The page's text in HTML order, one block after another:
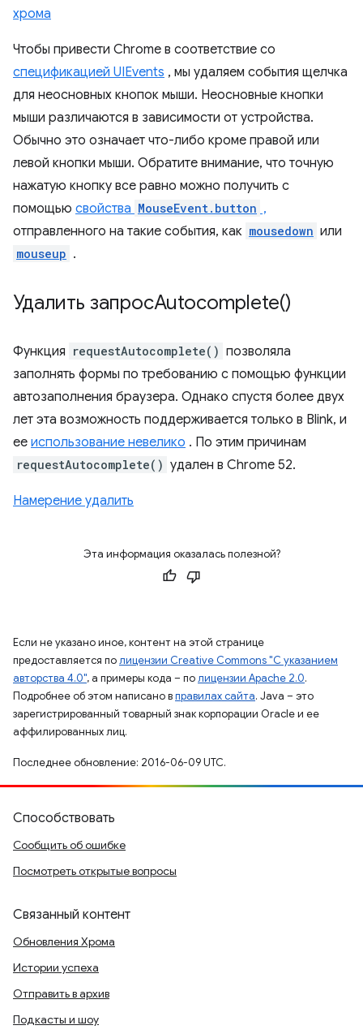
хрома
Чтобы привести Chrome в соответствие со
спецификацией UIEvents , мы удаляем события щелчка
для неосновных кнопок мыши. Неосновные кнопки
мыши различаются в зависимости от устройства.
Обычно это означает что-либо кроме правой или
левой кнопки мыши. Обратите внимание, что точную
нажатую кнопку все равно можно получить с
помощью свойства MouseEvent.button ,
отправленного на такие события, как mousedown или
mouseup .
Удалить запросAutocomplete()
Функция requestAutocomplete() позволяла
заполнять формы по требованию с помощью функции
автозаполнения браузера. Однако спустя более двух
лет эта возможность поддерживается только в Blink, и
ее использование невелико . По этим причинам
requestAutocomplete() удален в Chrome 52.
Намерение удалить
Эта информация оказалась полезной?
Если не указано иное, контент на этой странице
предоставляется полицензии Creative Commons "С указанием
авторства 4.0", а примеры кода – полицензии Apache 2.0.
Подробнее об этом написано вправилах сайта. Java – это
зарегистрированный товарный знак корпорации Oracle и ее
аффилированных лиц.
Последнее обновление: 2016-06-09 UTC.
Способствовать
Сообщить об ошибке
Посмотреть открытые вопросы
Связанный контент
Обновления Хрома
Истории успеха
Отправить в архив
Подкасты и шоу